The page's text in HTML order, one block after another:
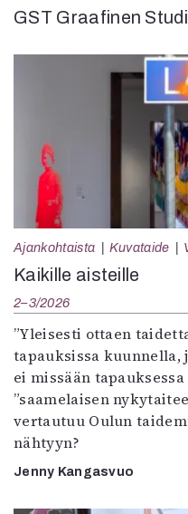
GST Graafinen
Ajankohtaista Kuvataide
Kaikille aisteille
2–3/2026
”Yleisesti ottaen
tapauksissa kuunnella,
ei missään
”saamelaisen
vertautuu Oulun
nähtyyn?
Jenny Kangasvuo